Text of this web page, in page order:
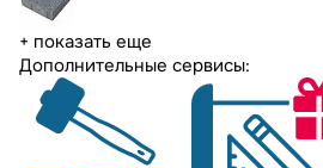
+ показать еще
Дополнительные сервисы: